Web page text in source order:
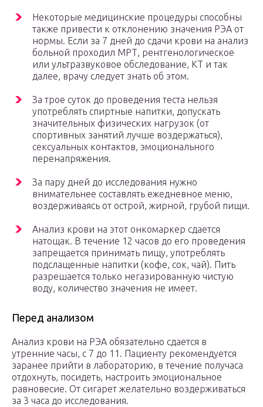
Некоторые медицинские процедуры способны
также привести к отклонению значения РЭА от
нормы. Если за 7 дней до сдачи крови на анализ
больной проходил МРТ, рентгенологическое
или ультразвуковое обследование, КТ и так
далее, врачу следует знать об этом.
За трое суток до проведения теста нельзя
употреблять спиртные напитки, допускать
значительных физических нагрузок (от
спортивных занятий лучше воздержаться),
сексуальных контактов, эмоционального
перенапряжения.
За пару дней до исследования нужно
внимательнее составлять ежедневное меню,
воздерживаясь от острой, жирной, грубой пищи.
Анализ крови на этот онкомаркер сдается
натощак. В течение 12 часов до его проведения
запрещается принимать пищу, употреблять
подслащенные напитки (кофе, сок, чай). Пить
разрешается только негазированную чистую
воду, количество значения не имеет.
Перед анализом
Анализ крови на РЭА обязательно сдается в
утренние часы, с 7 до 11. Пациенту рекомендуется
заранее прийти в лабораторию, в течение получаса
отдохнуть, посидеть, настроить эмоциональное
равновесие. От сигарет желательно воздерживаться
за 3 часа до исследования.